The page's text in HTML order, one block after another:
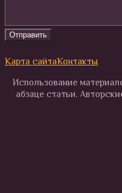
Карта сайтаКонтакты
Использование
абзаце статьи.